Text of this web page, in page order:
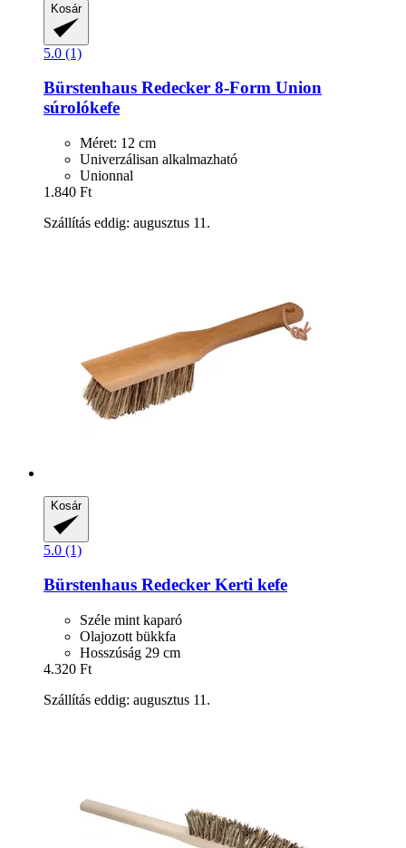
Kosár
5.0 (1)
Bürstenhaus Redecker 8-​Form Union
súrolókefe
Méret: 12 cm
Univerzálisan alkalmazható
Unionnal
1.840 Ft
Szállítás eddig: augusztus 11.
Kosár
5.0 (1)
Bürstenhaus Redecker Kerti kefe
Széle mint kaparó
Olajozott bükkfa
Hosszúság 29 cm
4.320 Ft
Szállítás eddig: augusztus 11.